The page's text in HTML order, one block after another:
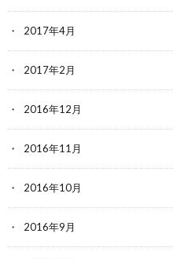
2017年4月
2017年2月
2016年12月
2016年11月
2016年10月
2016年9月